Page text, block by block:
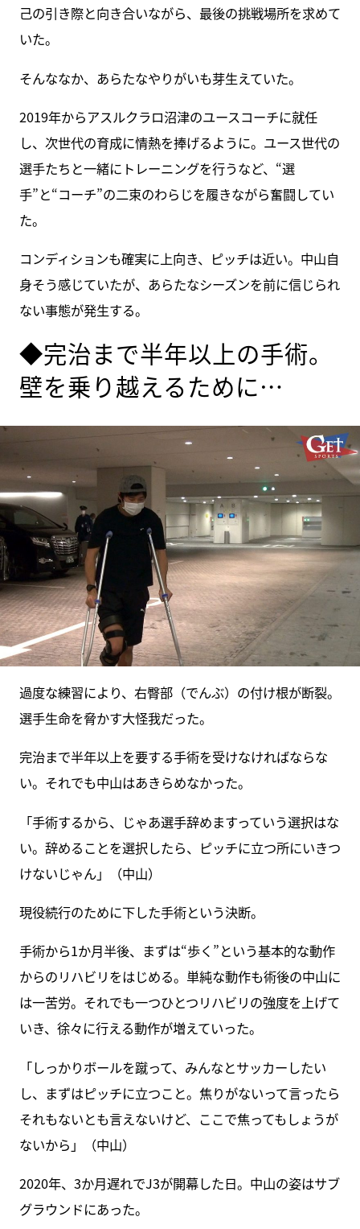
己の引き際と向き合いながら、最後の挑戦場所を求めて
いた。
そんななか、あらたなやりがいも芽生えていた。
2019年からアスルクラロ沼津のユースコーチに就任
し、次世代の育成に情熱を捧げるように。ユース世代の
選手たちと一緒にトレーニングを行うなど、“選
手”と“コーチ”の二束のわらじを履きながら奮闘してい
た。
コンディションも確実に上向き、ピッチは近い。中山自
身そう感じていたが、あらたなシーズンを前に信じられ
ない事態が発生する。
◆完治まで半年以上の手術。
壁を乗り越えるために…
過度な練習により、右臀部（でんぶ）の付け根が断裂。
選手生命を脅かす大怪我だった。
完治まで半年以上を要する手術を受けなければならな
い。それでも中山はあきらめなかった。
「手術するから、じゃあ選手辞めますっていう選択はな
い。辞めることを選択したら、ピッチに立つ所にいきつ
けないじゃん」（中山）
現役続行のために下した手術という決断。
手術から1か月半後、まずは“歩く”という基本的な動作
からのリハビリをはじめる。単純な動作も術後の中山に
は一苦労。それでも一つひとつリハビリの強度を上げて
いき、徐々に行える動作が増えていった。
「しっかりボールを蹴って、みんなとサッカーしたい
し、まずはピッチに立つこと。焦りがないって言ったら
それもないとも言えないけど、ここで焦ってもしょうが
ないから」（中山）
2020年、3か月遅れでJ3が開幕した日。中山の姿はサブ
グラウンドにあった。